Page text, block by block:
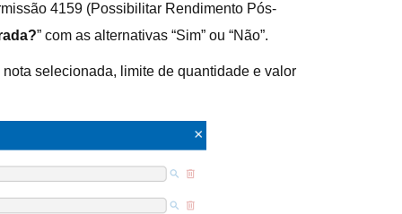
4159 (Possibilitar Rendimento Pós-
” com as alternativas “Sim” ou “Não”.
selecionada, limite de quantidade e valor